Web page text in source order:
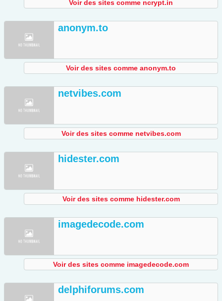
Voir des sites comme ncrypt.in
anonym.to
Voir des sites comme anonym.to
netvibes.com
Voir des sites comme netvibes.com
hidester.com
Voir des sites comme hidester.com
imagedecode.com
Voir des sites comme imagedecode.com
delphiforums.com